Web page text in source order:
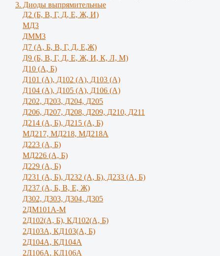
3. Диоды выпрямительные
Д2 (Б, В, Г, Д, Е, Ж, И)
МД3
ДММ3
Д7 (А, Б, В, Г, Д, Е,Ж)
Д9 (Б, В, Г, Д, Е, Ж, И, К, Л, М)
Д10 (А, Б)
Д101 (А), Д102 (А), Д103 (А)
Д104 (А), Д105 (А), Д106 (А)
Д202, Д203, Д204, Д205
Д206, Д207, Д208, Д209, Д210, Д211
Д214 (А, Б), Д215 (А, Б)
МД217, МД218, МД218А
Д223 (А, Б)
МД226 (А, Б)
Д229 (А, Б)
Д231 (А, Б), Д232 (А, Б), Д233 (А, Б)
Д237 (А, Б, В, Е, Ж)
Д302, Д303, Д304, Д305
2ДМ101А-М
2Д102(А, Б), КД102(А, Б)
2Д103А, КД103(А, Б)
2Д104А, КД104А
2Д106А, КД106А